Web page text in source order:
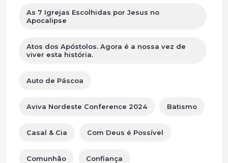
As 7 Igrejas Escolhidas por Jesus no
Apocalipse
Atos dos Apóstolos. Agora é a nossa vez de
viver esta história.
Auto de Páscoa
Aviva Nordeste Conference 2024 Batismo
Casal & Cia Com Deus é Possível
Comunhão Confiança